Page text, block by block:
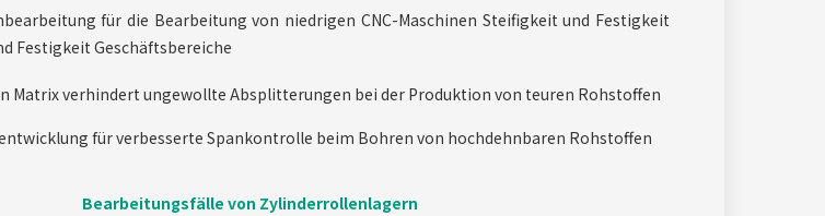
für die Bearbeitung von niedrigen CNC-Maschinen Steifigkeit und Festigkeit
Festigkeit Geschäftsbereiche
Matrix verhindert ungewollte Absplitterungen bei der Produktion von teuren Rohstoffen
für verbesserte Spankontrolle beim Bohren von hochdehnbaren Rohstoffen
Bearbeitungsfälle von Zylinderrollenlagern